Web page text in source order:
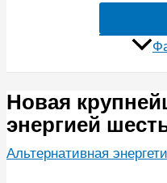
Новая
энергией
Альтернативная